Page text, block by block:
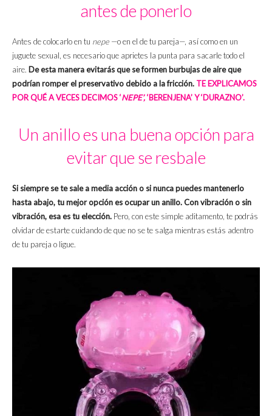
antes de ponerlo
Antes de colocarlo en tu nepe —o en el de tu pareja—, así como en un
juguete sexual, es necesario que aprietes la punta para sacarle todo el
aire. De esta manera evitarás que se formen burbujas de aire que
podrían romper el preservativo debido a la fricción. TE EXPLICAMOS
POR QUÉ A VECES DECIMOS ‘NEPE’,‘BERENJENA’ Y ‘DURAZNO’.
Un anillo es una buena opción para
evitar que se resbale
Si siempre se te sale a media acción o si nunca puedes mantenerlo
hasta abajo, tu mejor opción es ocupar un anillo. Con vibración o sin
vibración, esa es tu elección. Pero, con este simple aditamento, te podrás
olvidar de estarte cuidando de que no se te salga mientras estás adentro
de tu pareja o ligue.